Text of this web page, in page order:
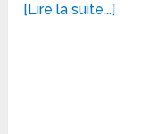
[Lire la suite...]